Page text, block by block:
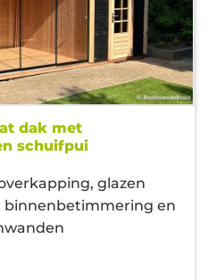
dak met
schuifpui
glazen
binnenbetimmering en